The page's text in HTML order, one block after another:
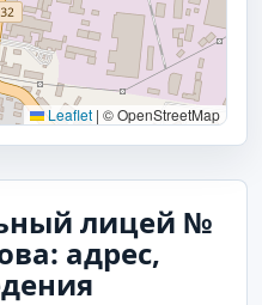
Leaflet | © OpenStreetMap
лицей №
адрес,